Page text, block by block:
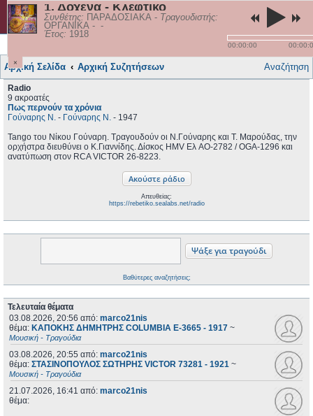
rebetiko.sealabs.net
Σύνδεση
Αρχική Σελίδα Αρχική Συζητήσεων Αναζήτηση
Radio
9 ακροατές
Πως περνούν τα χρόνια
Γούναρης Ν. - Γούναρης Ν. - 1947
Tango του Νίκου Γούναρη. Τραγουδούν οι Ν.Γούναρης και Τ. Μαρούδας, την
ορχήστρα διευθύνει ο Κ.Γιαννίδης. Δίσκος HMV Ελ AO-2782 / OGA-1296 και
ανατύπωση στον RCA VICTOR 26-8223.
Απευθείας:
https://rebetiko.sealabs.net/radio
Βαθύτερες αναζητήσεις;
Τελευταία θέματα
03.08.2026, 20:56 από: marco21nis
θέμα: ΚΑΠΟΚΗΣ ΔΗΜΗΤΡΗΣ COLUMBIA E-3665 - 1917 ~
Μουσική - Τραγούδια
03.08.2026, 20:55 από: marco21nis
θέμα: ΣΤΑΣΙΝΟΠΟΥΛΟΣ ΣΩΤΗΡΗΣ VICTOR 73281 - 1921 ~
Μουσική - Τραγούδια
21.07.2026, 16:41 από: marco21nis
θέμα:
×
1. Δόχενα - Κλέφτικο
Συνθέτης: ΠΑΡΑΔΟΣΙΑΚΑ - Τραγουδιστής:
ΟΡΓΑΝΙΚΑ - -
Έτος: 1918
00:00:00